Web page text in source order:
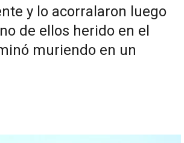
y lo acorralaron luego
de ellos herido en el
muriendo en un